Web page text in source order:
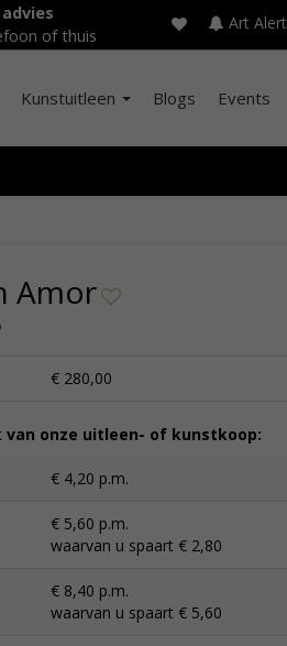
of thuis
Art Alert
Kunstuitleen Blogs Events
Amor
€ 280,00
van onze uitleen- of kunstkoop:
€ 4,20 p.m.
€ 5,60 p.m.
waarvan u spaart € 2,80
€ 8,40 p.m.
waarvan u spaart € 5,60